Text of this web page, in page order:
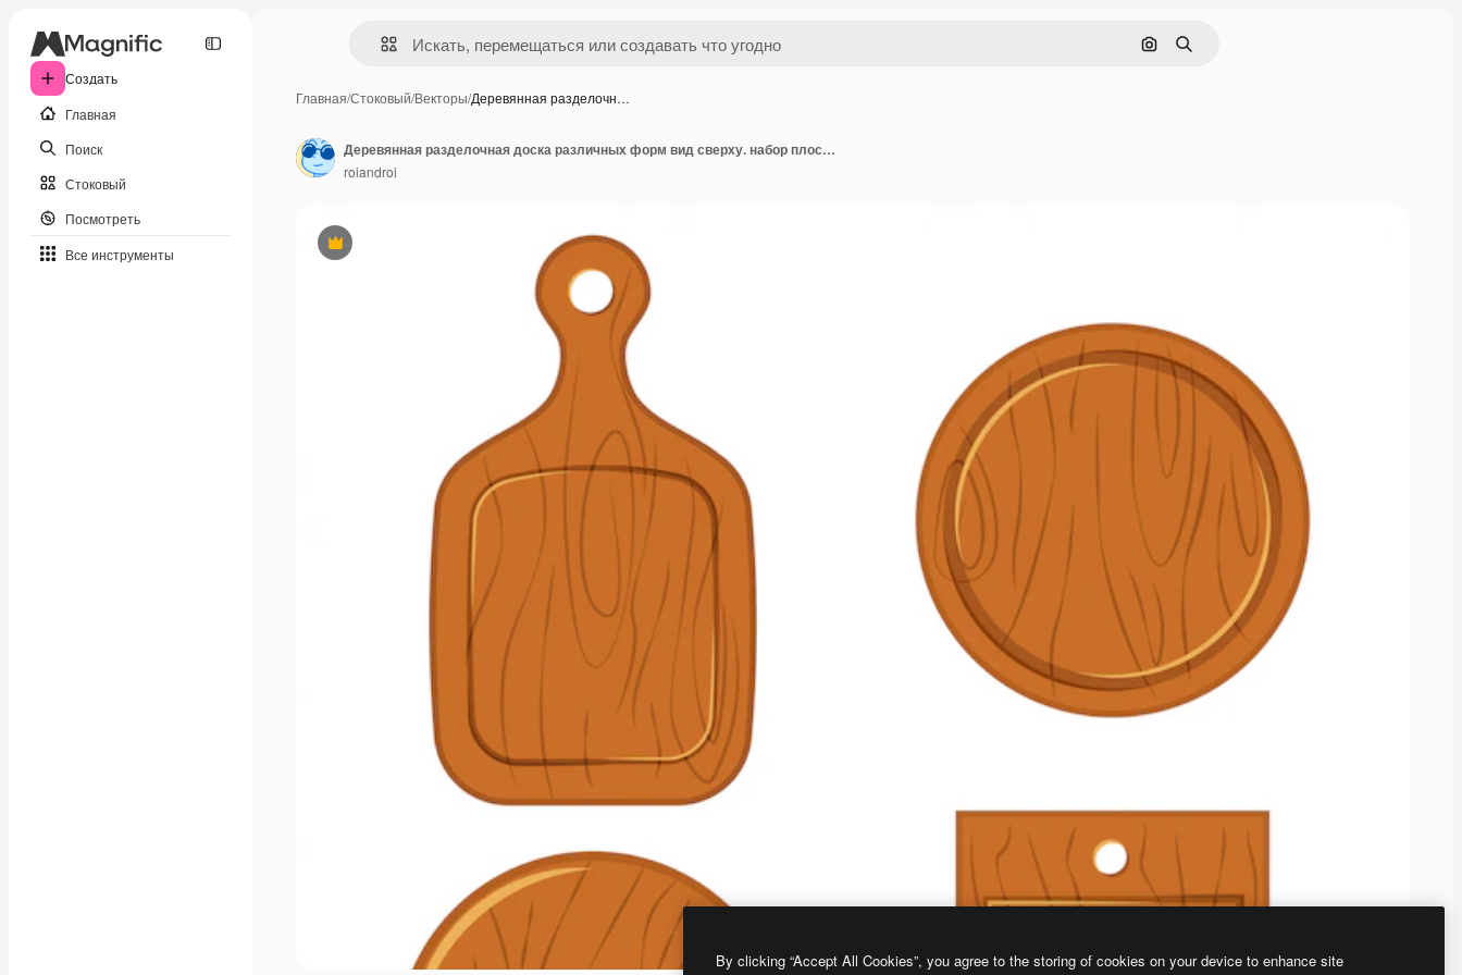
Создать
Главная
Поиск
Стоковый
Посмотреть
Все инструменты
Поиск по изображению
Поиск
Главная/Стоковый/Векторы/Деревянная разделочн…
Премиум
Деревянная разделочная доска различных форм вид сверху. набор плоских иконок на белом фоне.
roiandroi
By clicking “Accept All Cookies”, you agree to the storing of cookies on your device to enhance site